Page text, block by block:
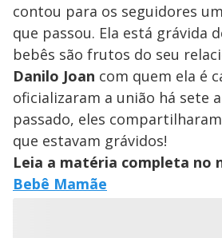
contou para os seguidores
que passou. Ela está grávida
bebês são frutos do seu
Danilo Joan com quem ela é
oficializaram a união há sete
passado, eles
que estavam grávidos!
Leia a matéria completa no
Bebê Mamãe